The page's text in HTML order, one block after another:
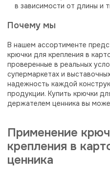
в зависимости от длины и
Почему мы
В нашем ассортименте
крючки для крепления в
проверенные в реальных
супермаркетах и
надежность каждой
продукции. Купить крючки
держателем ценника вы
Применение
крепления в
ценника